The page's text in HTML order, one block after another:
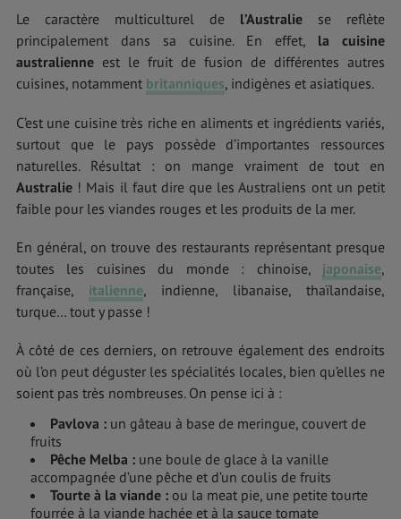
Le caractère multiculturel de l’Australie se reflète
principalement dans sa cuisine. En effet, la cuisine
australienne est le fruit de fusion de différentes autres
cuisines, notamment britanniques, indigènes et asiatiques.
C’est une cuisine très riche en aliments et ingrédients variés,
surtout que le pays possède d’importantes ressources
naturelles. Résultat : on mange vraiment de tout en
Australie ! Mais il faut dire que les Australiens ont un petit
faible pour les viandes rouges et les produits de la mer.
En général, on trouve des restaurants représentant presque
toutes les cuisines du monde : chinoise, japonaise,
française, italienne, indienne, libanaise, thaïlandaise,
turque… tout y passe !
À côté de ces derniers, on retrouve également des endroits
où l’on peut déguster les spécialités locales, bien qu’elles ne
soient pas très nombreuses. On pense ici à :
Pavlova : un gâteau à base de meringue, couvert de
fruits
Pêche Melba : une boule de glace à la vanille
accompagnée d’une pêche et d’un coulis de fruits
Tourte à la viande : ou la meat pie, une petite tourte
fourrée à la viande hachée et à la sauce tomate